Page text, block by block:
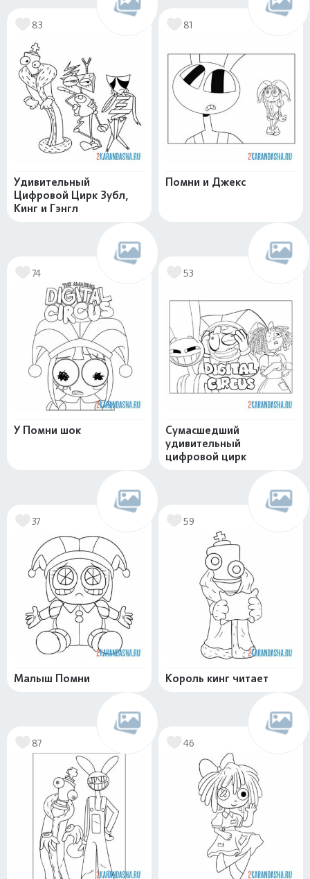
83
Удивительный
Цифровой Цирк Зубл,
Кинг и Гэнгл
81
Помни и Джекс
74
У Помни шок
53
Сумасшедший
удивительный
цифровой цирк
37
Малыш Помни
59
Король кинг читает
87 46